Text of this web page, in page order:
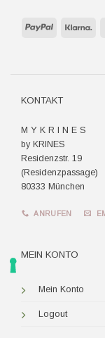
PayPal
KONTAKT
M Y K R I N E S
by KRINES
Residenzstr. 19
(Residenzpassage)
80333 München
ANRUFEN
MEIN KONTO
Mein Konto
Logout